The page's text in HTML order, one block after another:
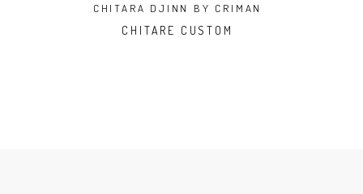
CHITARA DJINN BY CRIMAN
CHITARE CUSTOM